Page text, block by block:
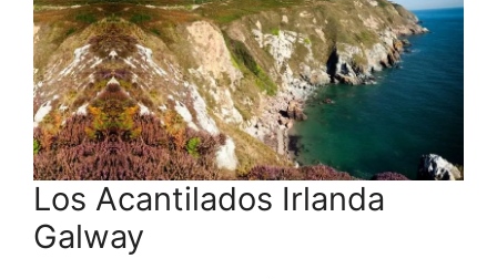
Los Acantilados Irlanda
Galway